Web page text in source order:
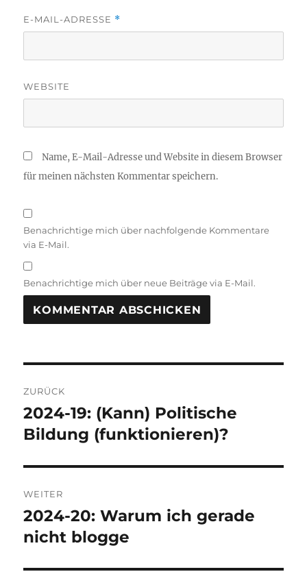
E-MAIL-ADRESSE *
WEBSITE
Name, E-Mail-Adresse und Website in diesem Browser
für meinen nächsten Kommentar speichern.
Benachrichtige mich über nachfolgende Kommentare
via E-Mail.
Benachrichtige mich über neue Beiträge via E-Mail.
R
A
T
:
ZURÜCK
Vorheriger
Beitrag:
2024-19: (Kann) Politische
Bildung (funktionieren)?
WEITER
Nächster
Beitrag:
2024-20: Warum ich gerade
nicht blogge